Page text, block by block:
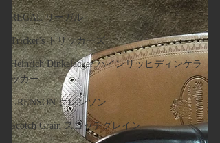
REGAL リーガル
Tricker's トリッカーズ
Heinrich Dinkelacker ハインリッヒディンケラ
ッカー
GRENSON グレンソン
Scotch Grain スコッチグレイン